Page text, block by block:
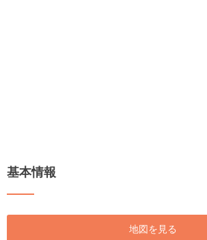
基本情報
地図を見る